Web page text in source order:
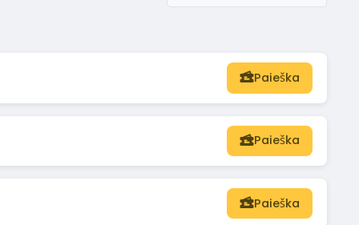
Paieška
Paieška
Paieška